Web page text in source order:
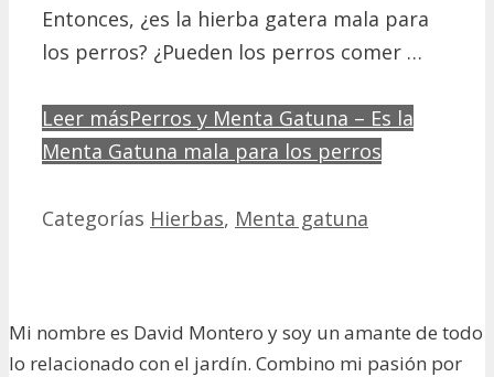
Entonces, ¿es la hierba gatera mala para
los perros? ¿Pueden los perros comer …
Leer másPerros y Menta Gatuna – Es la
Menta Gatuna mala para los perros
Categorías Hierbas, Menta gatuna
Mi nombre es David Montero y soy un amante de todo
lo relacionado con el jardín. Combino mi pasión por